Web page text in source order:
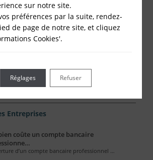
Entreprises
coûte un compte bancaire
d’un compte bancaire professionnel …
sur notre site.
préférences par la suite, rendez-
de page de notre site, et cliquez
Cookies'.
Refuser
Réglages